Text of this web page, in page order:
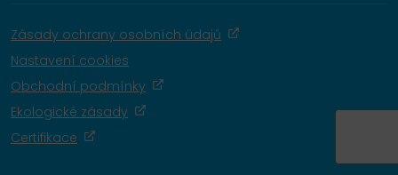
Zásady ochrany osobních údajů
Nastavení cookies
Obchodní podmínky
Ekologické zásady
Certifikace